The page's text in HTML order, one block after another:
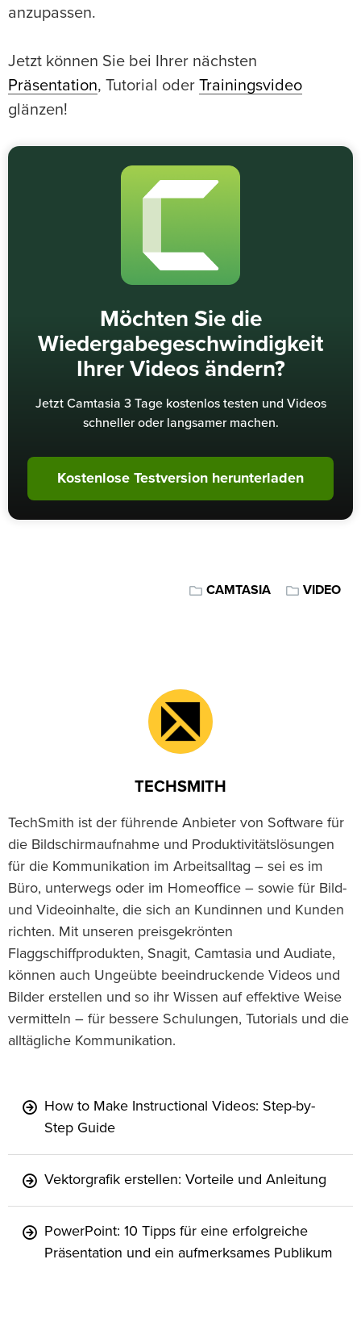
anzupassen.
Jetzt können Sie bei Ihrer nächsten
Präsentation, Tutorial oder Trainingsvideo
glänzen!
Möchten Sie die
Wiedergabegeschwindigkeit
Ihrer Videos ändern?
Jetzt Camtasia 3 Tage kostenlos testen und Videos
schneller oder langsamer machen.
Kostenlose Testversion herunterladen
CAMTASIA VIDEO
TECHSMITH
TechSmith ist der führende Anbieter von Software für
die Bildschirmaufnahme und Produktivitätslösungen
für die Kommunikation im Arbeitsalltag – sei es im
Büro, unterwegs oder im Homeoffice – sowie für Bild-
und Videoinhalte, die sich an Kundinnen und Kunden
richten. Mit unseren preisgekrönten
Flaggschiffprodukten, Snagit, Camtasia und Audiate,
können auch Ungeübte beeindruckende Videos und
Bilder erstellen und so ihr Wissen auf effektive Weise
vermitteln – für bessere Schulungen, Tutorials und die
alltägliche Kommunikation.
How to Make Instructional Videos: Step-by-
Step Guide
Vektorgrafik erstellen: Vorteile und Anleitung
PowerPoint: 10 Tipps für eine erfolgreiche
Präsentation und ein aufmerksames Publikum